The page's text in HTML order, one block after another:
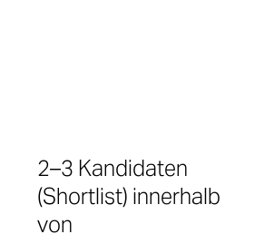
2–3 Kandidaten
(Shortlist) innerhalb
von